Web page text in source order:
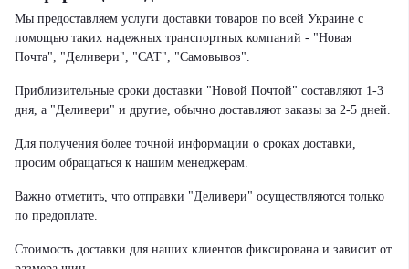
Мы предоставляем услуги доставки товаров по всей Украине с
помощью таких надежных транспортных компаний - "Новая
Почта", "Деливери", "САТ", "Самовывоз".
Приблизительные сроки доставки "Новой Почтой" составляют 1-3
дня, а "Деливери" и другие, обычно доставляют заказы за 2-5 дней.
Для получения более точной информации о сроках доставки,
просим обращаться к нашим менеджерам.
Важно отметить, что отправки "Деливери" осуществляются только
по предоплате.
Стоимость доставки для наших клиентов фиксирована и зависит от